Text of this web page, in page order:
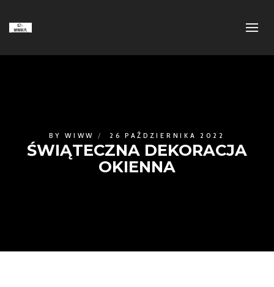
BYWIWW 26 PAŹDZIERNIKA 2022
ŚWIĄTECZNA DEKORACJA
OKIENNA